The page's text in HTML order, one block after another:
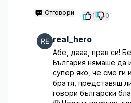
Отговори 1 0
real_hero
Абе, дааа, прав си!
България нямаше да
супер яко, че сме ги
братя, представяш
говори български